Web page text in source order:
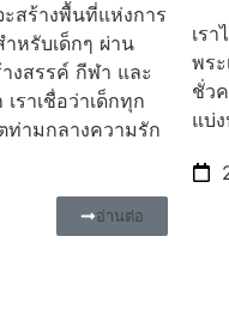
สร้างพื้นที่แห่งการ
หรับเด็กๆ ผ่าน
งสรรค์ กีฬา และ
ราเชื่อว่าเด็กทุก
ท่ามกลางความรัก
อ่านต่อ
เร
พร
ชั่ว
แบ่